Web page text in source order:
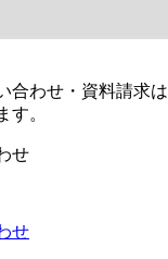
合わせ・資料請求は
す。
せ
せ